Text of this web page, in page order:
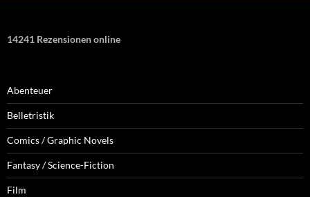
14241 Rezensionen online
Abenteuer
Belletristik
Comics / Graphic Novels
Fantasy / Science-Fiction
Film